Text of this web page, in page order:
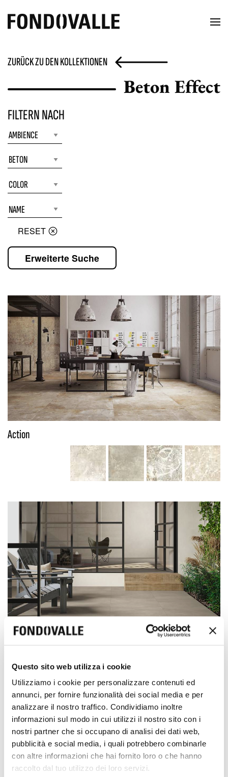
Questo sito web utilizza i cookie
Utilizziamo i cookie per personalizzare contenuti ed
annunci, per fornire funzionalità dei social media e per
analizzare il nostro traffico. Condividiamo inoltre
informazioni sul modo in cui utilizzi il nostro sito con i
nostri partner che si occupano di analisi dei dati web,
pubblicità e social media, i quali potrebbero combinarle
con altre informazioni che hai fornito loro o che hanno
raccolto dal tuo utilizzo dei loro servizi.
ZURÜCK ZU DEN KOLLEKTIONEN
Beton Effect
FILTERN NACH
RESET
Erweiterte Suche
Action
Homescape